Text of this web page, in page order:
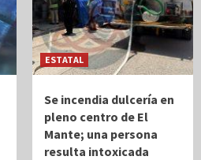
ESTATAL
Se incendia dulcería en
pleno centro de El
Mante; una persona
resulta intoxicada